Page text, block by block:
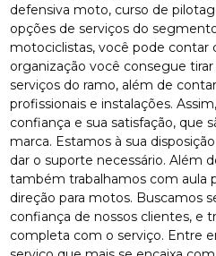
defensiva moto, curso de
opções de serviços do
motociclistas, você pode contar
organização você consegue
serviços do ramo, além de
profissionais e instalações.
confiança e sua satisfação, que
marca. Estamos à sua
dar o suporte necessário. Além
também trabalhamos com aula
direção para motos. Buscamos
confiança de nossos clientes, e
completa com o serviço. Entre